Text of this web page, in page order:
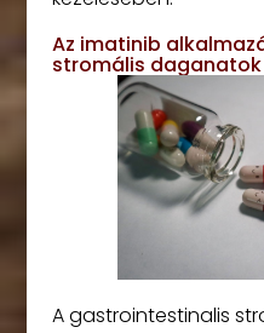
Az imatinib
stromális daganatok
A gastrointestinalis